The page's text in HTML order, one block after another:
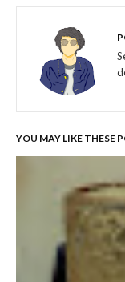
YOU MAY LIKE THESE